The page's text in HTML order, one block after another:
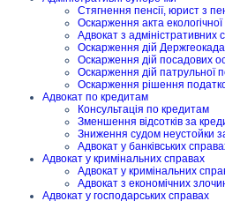
Стягнення пенсії, юрист з
Оскарження акта екологічної
Адвокат з адміністративних
Оскарження дій
Оскарження дій посадових
Оскарження дій патрульної
Оскарження рішення
Адвокат по кредитам
Консультація по кредитам
Зменшення відсотків за
Зниження судом неустойки
Адвокат у банківських
Адвокат у кримінальних справах
Адвокат у кримінальних
Адвокат з економічних
Адвокат у господарських справах